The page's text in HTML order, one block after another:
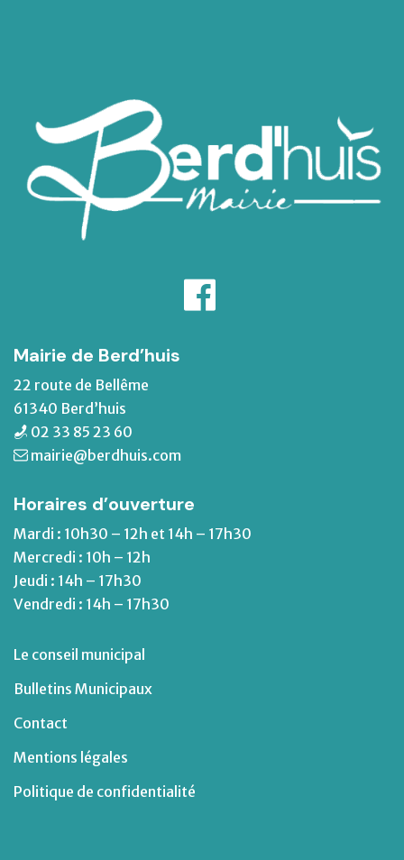
Mairie de Berd’huis
22 route de Bellême
61340 Berd’huis
02 33 85 23 60
mairie@berdhuis.com
Horaires d’ouverture
Mardi : 10h30 – 12h et 14h – 17h30
Mercredi : 10h – 12h
Jeudi : 14h – 17h30
Vendredi : 14h – 17h30
Le conseil municipal
Bulletins Municipaux
Contact
Mentions légales
Politique de confidentialité